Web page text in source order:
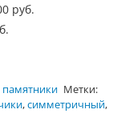
руб.
памятники Метки:
,симметричный,